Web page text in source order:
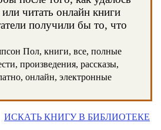
или читать онлайн книги
получили бы то, что
Пол, книги, все, полные
произведения, рассказы,
онлайн, электронные
ИСКАТЬ КНИГУ В БИБЛИОТЕКЕ